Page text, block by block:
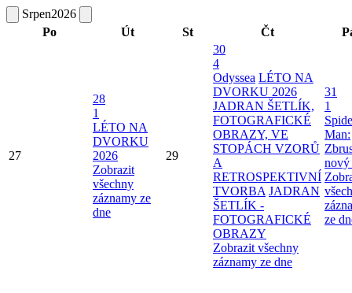
Srpen2026
Po
Út St Čt
27
28
1
LÉTO NA
DVORKU
2026
Zobrazit
všechny
záznamy ze
dne
29
30
4
Odyssea LÉTO NA
DVORKU 2026
JADRAN ŠETLÍK,
FOTOGRAFICKÉ
OBRAZY, VE
STOPÁCH VZORŮ
A
RETROSPEKTIVNÍ
TVORBA JADRAN
ŠETLÍK -
FOTOGRAFICKÉ
OBRAZY
Zobrazit všechny
záznamy ze dne
31
1
Man:
nový
ze